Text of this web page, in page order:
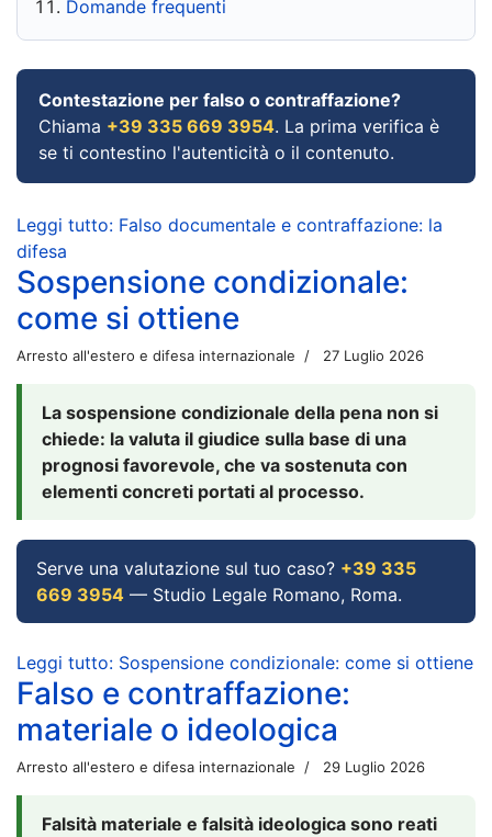
Domande frequenti
Contestazione per falso o contraffazione?
Chiama +39 335 669 3954. La prima verifica è
se ti contestino l'autenticità o il contenuto.
Leggi tutto: Falso documentale e contraffazione: la
difesa
Sospensione condizionale:
come si ottiene
Arresto all'estero e difesa internazionale 27 Luglio 2026
La sospensione condizionale della pena non si
chiede: la valuta il giudice sulla base di una
prognosi favorevole, che va sostenuta con
elementi concreti portati al processo.
Serve una valutazione sul tuo caso? +39 335
669 3954 — Studio Legale Romano, Roma.
Leggi tutto: Sospensione condizionale: come si ottiene
Falso e contraffazione:
materiale o ideologica
Arresto all'estero e difesa internazionale 29 Luglio 2026
Falsità materiale e falsità ideologica sono reati